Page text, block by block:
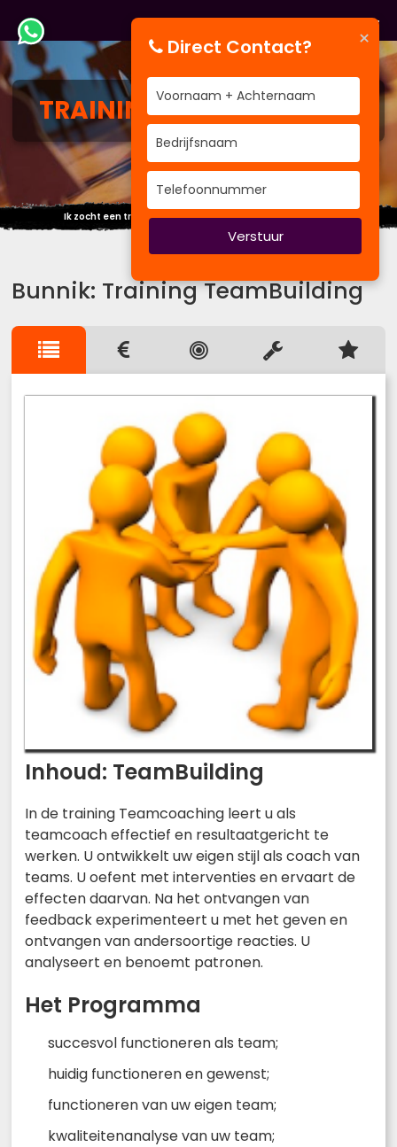
TRAININGTEAMBUILDING
Ik zocht een training... maar vond duizend internet sites.
Bunnik: Training TeamBuilding
Inhoud: TeamBuilding
In de training Teamcoaching leert u als
teamcoach effectief en resultaatgericht te
werken. U ontwikkelt uw eigen stijl als coach van
teams. U oefent met interventies en ervaart de
effecten daarvan. Na het ontvangen van
feedback experimenteert u met het geven en
ontvangen van andersoortige reacties. U
analyseert en benoemt patronen.
Het Programma
succesvol functioneren als team;
huidig functioneren en gewenst;
functioneren van uw eigen team;
kwaliteitenanalyse van uw team;
×
Direct Contact?
Verstuur